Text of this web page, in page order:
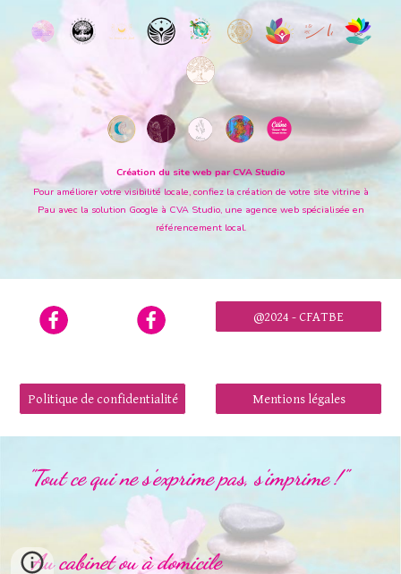
Création du site web par CVA Studio
Pour améliorer votre visibilité locale, confiez la création de votre site vitrine à
Pau avec la solution Google à CVA Studio, une agence web spécialisée en
référencement local.
@2024 - CFATBE
Politique de confidentialité Mentions légales
"Tout ce qui ne s'exprime pas, s'imprime !"
Au cabinet ou à domicile